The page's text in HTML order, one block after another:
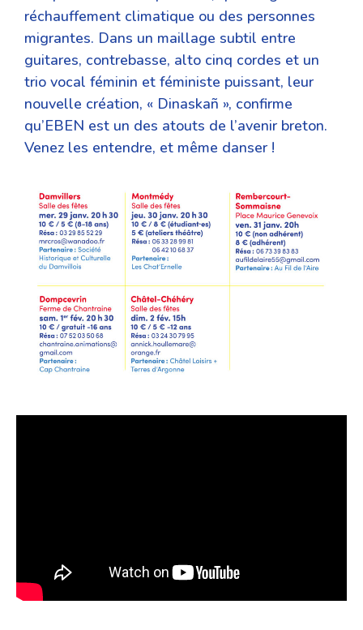
réchauffement climatique ou des personnes
migrantes. Dans un maillage subtil entre
guitares, contrebasse, alto cinq cordes et un
trio vocal féminin et féministe puissant, leur
nouvelle création, « Dinaskañ », confirme
qu’EBEN est un des atouts de l’avenir breton.
Venez les entendre, et même danser !